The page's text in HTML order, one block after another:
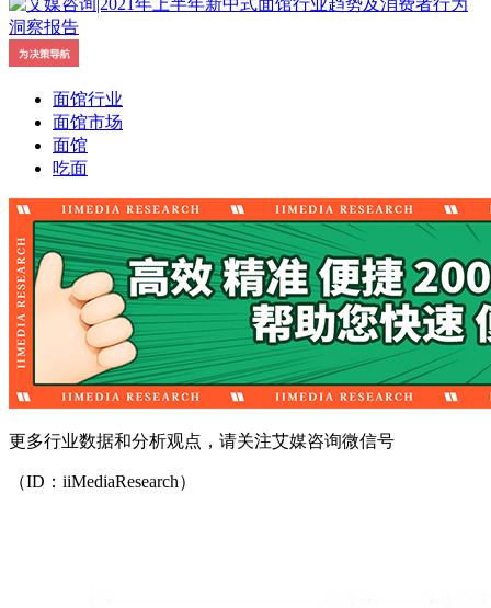
面馆行业
面馆市场
面馆
吃面
更多行业数据和分析观点，请关注艾媒咨询微信号
（ID：iiMediaResearch）